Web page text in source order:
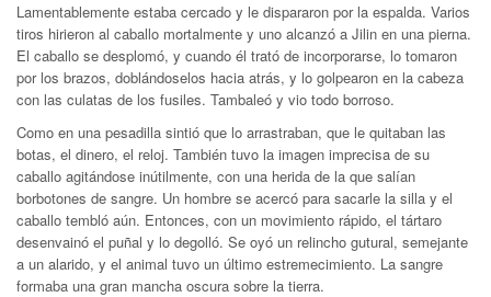
Lamentablemente estaba cercado y le dispararon por la espalda. Varios
tiros hirieron al caballo mortalmente y uno alcanzó a Jilin en una pierna.
El caballo se desplomó, y cuando él trató de incorporarse, lo tomaron
por los brazos, doblándoselos hacia atrás, y lo golpearon en la cabeza
con las culatas de los fusiles. Tambaleó y vio todo borroso.
Como en una pesadilla sintió que lo arrastraban, que le quitaban las
botas, el dinero, el reloj. También tuvo la imagen imprecisa de su
caballo agitándose inútilmente, con una herida de la que salían
borbotones de sangre. Un hombre se acercó para sacarle la silla y el
caballo tembló aún. Entonces, con un movimiento rápido, el tártaro
desenvainó el puñal y lo degolló. Se oyó un relincho gutural, semejante
a un alarido, y el animal tuvo un último estremecimiento. La sangre
formaba una gran mancha oscura sobre la tierra.